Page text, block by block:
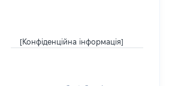
[Конфіденційна інформація]